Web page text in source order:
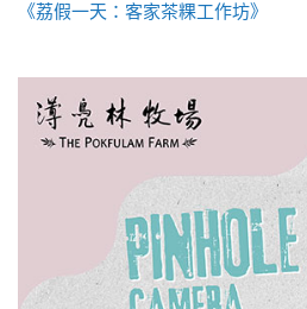
《荔假一天：客家茶粿工作坊》